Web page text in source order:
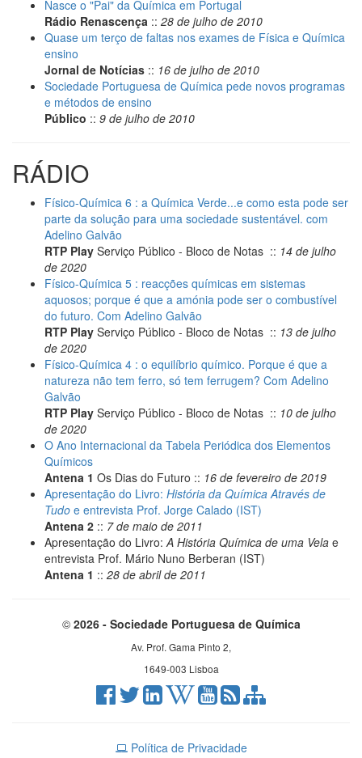
Nasce o "Pai" da Química em Portugal
Rádio Renascença :: 28 de julho de 2010
Quase um terço de faltas nos exames de Física e Química
ensino
Jornal de Notícias :: 16 de julho de 2010
Sociedade Portuguesa de Química pede novos programas
e métodos de ensino
Público :: 9 de julho de 2010
RÁDIO
Físico-Química 6 : a Química Verde...e como esta pode ser
parte da solução para uma sociedade sustentável. com
Adelino Galvão
RTP Play Serviço Público - Bloco de Notas :: 14 de julho
de 2020
Físico-Química 5 : reacções químicas em sistemas
aquosos; porque é que a amónia pode ser o combustível
do futuro. Com Adelino Galvão
RTP Play Serviço Público - Bloco de Notas :: 13 de julho
de 2020
Físico-Química 4 : o equilíbrio químico. Porque é que a
natureza não tem ferro, só tem ferrugem? Com Adelino
Galvão
RTP Play Serviço Público - Bloco de Notas :: 10 de julho
de 2020
O Ano Internacional da Tabela Periódica dos Elementos
Químicos
Antena 1 Os Dias do Futuro :: 16 de fevereiro de 2019
Apresentação do Livro: História da Química Através de
Tudo e entrevista Prof. Jorge Calado (IST)
Antena 2 :: 7 de maio de 2011
Apresentação do Livro: A História Química de uma Vela e
entrevista Prof. Mário Nuno Berberan (IST)
Antena 1 :: 28 de abril de 2011
© 2026 - Sociedade Portuguesa de Química
Av. Prof. Gama Pinto 2,
1649-003 Lisboa
Política de Privacidade